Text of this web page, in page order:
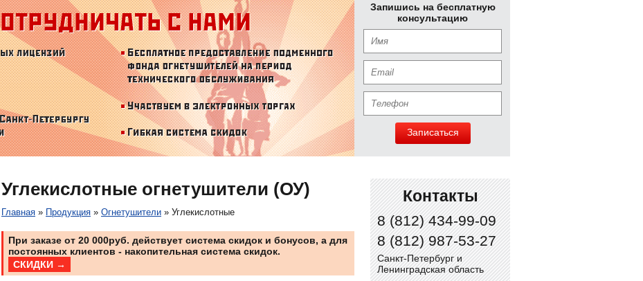
Запишись на бесплатную
консультацию
Записаться
Контакты
8 (812) 434-99-09
8 (812) 987-53-27
Санкт-Петербург и
Ленинградская область
Углекислотные огнетушители (ОУ)
Главная » Продукция » Огнетушители » Углекислотные
При заказе от 20 000руб. действует система скидок и бонусов, а для
постоянных клиентов - накопительная система скидок.
СКИДКИ →